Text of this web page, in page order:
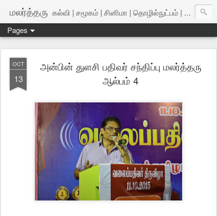
மலர்த்தரு கல்வி | சமூகம் | சினிமா | தொழில்நுட்பம் | அறிவியல்
Pages
OCT
13
அன்பின் துளசி பதிவர் சந்திப்பு மலர்த்தரு
ஆல்பம் 4